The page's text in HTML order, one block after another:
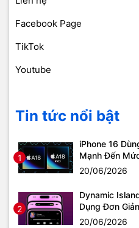
Facebook Page
TikTok
Youtube
Tin tức nổi bật
1
iPhone 16
Mạnh Đến
20/06/2026
2
Dynamic
Dụng Đơn
20/06/2026